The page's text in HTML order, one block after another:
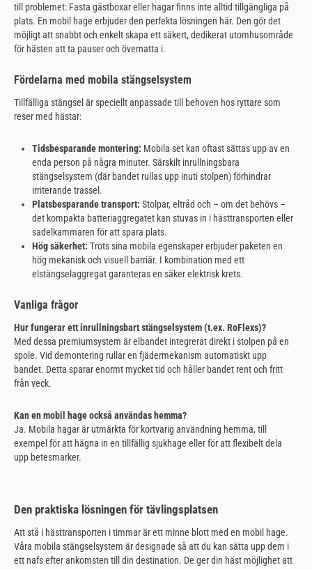
till problemet: Fasta gästboxar eller hagar finns inte alltid tillgängliga på
plats. En mobil hage erbjuder den perfekta lösningen här. Den gör det
möjligt att snabbt och enkelt skapa ett säkert, dedikerat utomhusområde
för hästen att ta pauser och övernatta i.
Fördelarna med mobila stängselsystem
Tillfälliga stängsel är speciellt anpassade till behoven hos ryttare som
reser med hästar:
Tidsbesparande montering: Mobila set kan oftast sättas upp av en
enda person på några minuter. Särskilt inrullningsbara
stängselsystem (där bandet rullas upp inuti stolpen) förhindrar
irriterande trassel.
Platsbesparande transport: Stolpar, eltråd och – om det behövs –
det kompakta batteriaggregatet kan stuvas in i hästtransporten eller
sadelkammaren för att spara plats.
Hög säkerhet: Trots sina mobila egenskaper erbjuder paketen en
hög mekanisk och visuell barriär. I kombination med ett
elstängselaggregat garanteras en säker elektrisk krets.
Vanliga frågor
Hur fungerar ett inrullningsbart stängselsystem (t.ex. RoFlexs)?
Med dessa premiumsystem är elbandet integrerat direkt i stolpen på en
spole. Vid demontering rullar en fjädermekanism automatiskt upp
bandet. Detta sparar enormt mycket tid och håller bandet rent och fritt
från veck.
Kan en mobil hage också användas hemma?
Ja. Mobila hagar är utmärkta för kortvarig användning hemma, till
exempel för att hägna in en tillfällig sjukhage eller för att flexibelt dela
upp betesmarker.
Den praktiska lösningen för tävlingsplatsen
Att stå i hästtransporten i timmar är ett minne blott med en mobil hage.
Våra mobila stängselsystem är designade så att du kan sätta upp dem i
ett nafs efter ankomsten till din destination. De ger din häst möjlighet att